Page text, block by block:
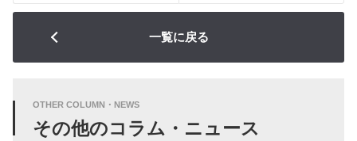
一覧に戻る
OTHER COLUMN・NEWS
その他のコラム・ニュース